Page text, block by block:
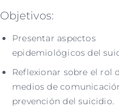
Objetivos:
Presentar aspectos
epidemiológicos del
Reflexionar sobre el rol
medios de
prevención del suicidio.